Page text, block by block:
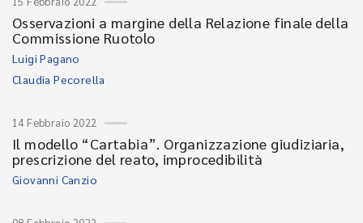
Osservazioni a margine della Relazione finale della
Commissione Ruotolo
Luigi Pagano
Claudia Pecorella
14 Febbraio 2022
Il modello “Cartabia”. Organizzazione giudiziaria,
prescrizione del reato, improcedibilità
Giovanni Canzio